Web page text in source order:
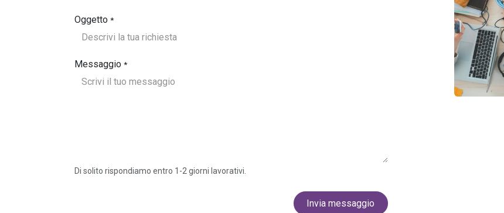
Oggetto *
Messaggio *
Di solito rispondiamo entro 1-2 giorni lavorativi.
Invia messaggio